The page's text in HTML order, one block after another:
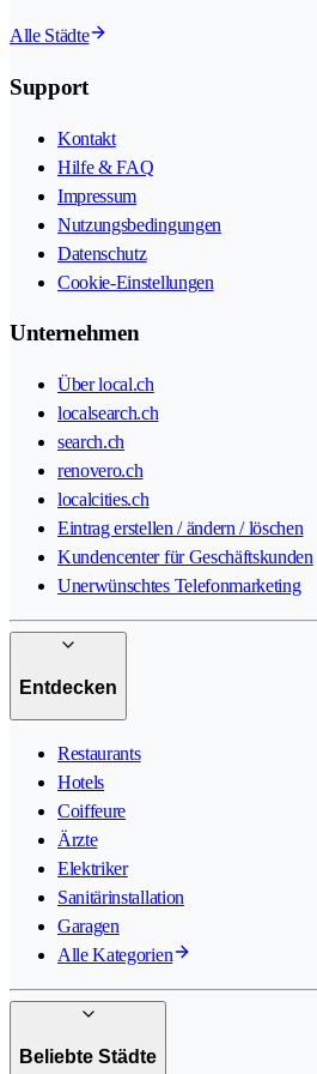
Alle Städte
Support
Kontakt
Hilfe & FAQ
Impressum
Nutzungsbedingungen
Datenschutz
Cookie-Einstellungen
Unternehmen
Über local.ch
localsearch.ch
search.ch
renovero.ch
localcities.ch
Eintrag erstellen / ändern / löschen
Kundencenter für Geschäftskunden
Unerwünschtes Telefonmarketing
Entdecken
Restaurants
Hotels
Coiffeure
Ärzte
Elektriker
Sanitärinstallation
Garagen
Alle Kategorien
Beliebte Städte